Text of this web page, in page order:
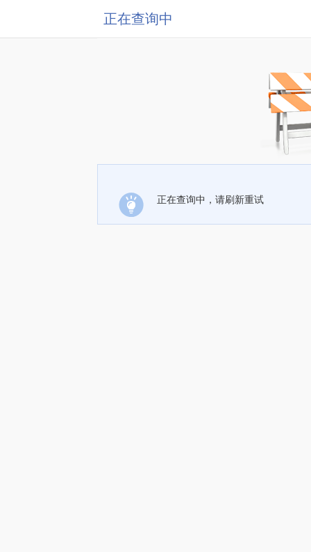
正在查询中
正在查询中，请刷新重试